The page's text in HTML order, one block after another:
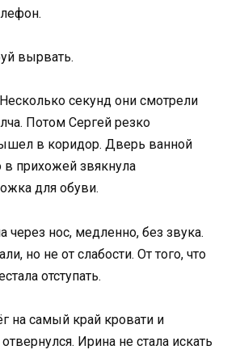
вырвать.
секунд они смотрели
Потом Сергей резко
в коридор. Дверь ванной
в прихожей звякнула
для обуви.
через нос, медленно, без звука.
но не от слабости. От того, что
отступать.
на самый край кровати и
Ирина не стала искать